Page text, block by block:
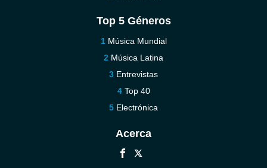
Top 5 Géneros
Música Mundial
Música Latina
Entrevistas
Top 40
Electrónica
Acerca